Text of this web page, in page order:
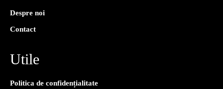
Despre noi
Contact
Utile
Politica de confidențialitate